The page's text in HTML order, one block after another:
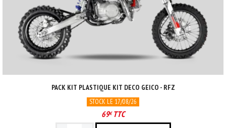
PACK KIT PLASTIQUE KIT DECO GEICO - RFZ
STOCK LE 17/08/26
69€TTC